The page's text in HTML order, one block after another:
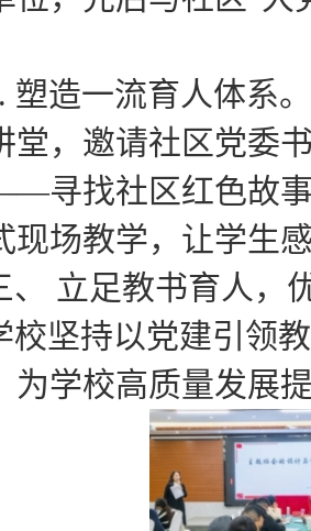
塑造一流育人体系
堂，邀请社区党委
寻找社区红色故事
现场教学，让学生
、 立足教书育人，
校坚持以党建引领
为学校高质量发展